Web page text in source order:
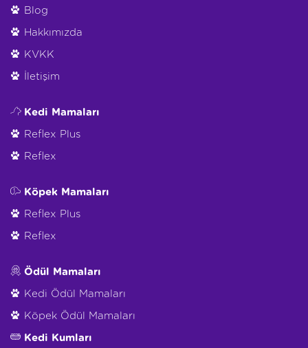
Blog
Hakkımızda
KVKK
İletişim
Kedi Mamaları
Reflex Plus
Reflex
Köpek Mamaları
Reflex Plus
Reflex
Ödül Mamaları
Kedi Ödül Mamaları
Köpek Ödül Mamaları
Kedi Kumları